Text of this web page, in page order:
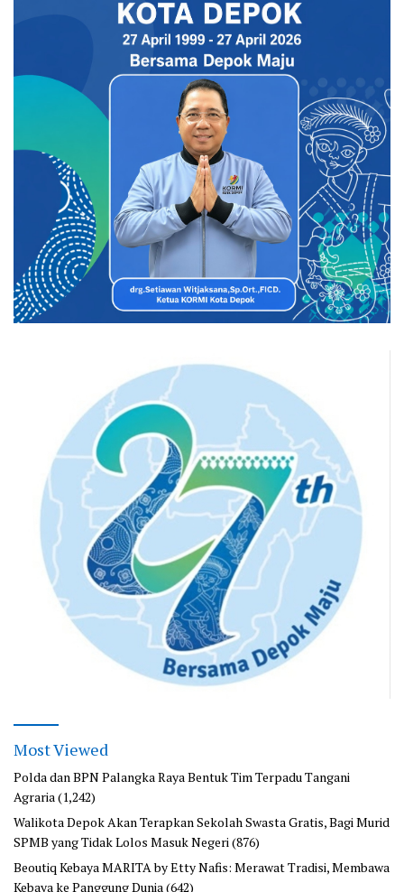
Most Viewed
Polda dan BPN Palangka Raya Bentuk Tim Terpadu Tangani
Agraria(1,242)
Walikota Depok Akan Terapkan Sekolah Swasta Gratis, Bagi Murid
SPMB yang Tidak Lolos Masuk Negeri(876)
Beoutiq Kebaya MARITA by Etty Nafis: Merawat Tradisi, Membawa
Kebaya ke Panggung Dunia(642)